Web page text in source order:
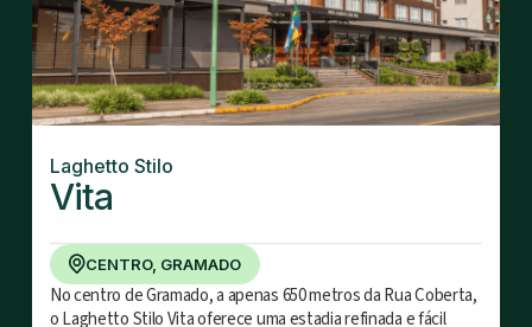
Laghetto Stilo
Vita
CENTRO, GRAMADO
No centro de Gramado, a apenas 650 metros da Rua Coberta,
o Laghetto Stilo Vita oferece uma estadia refinada e fácil